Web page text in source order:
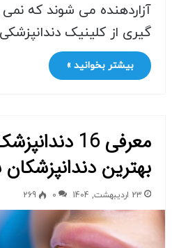
آزاردهنده می شوند که نمی
گیری از کلینیک
بیشتر بخوانید »
معرفی 16
بهترین دندانپزشکان
23 اردیبهشت, 1404 0
269